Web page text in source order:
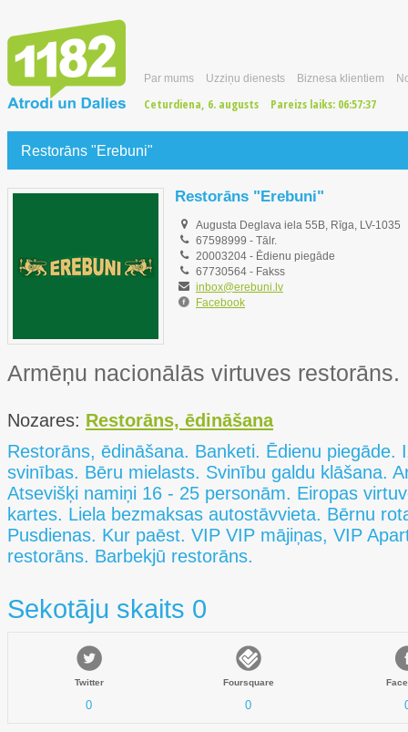
Par mums Uzziņu dienests Biznesa klientiem
Ceturdiena, 6. augusts Pareizs laiks: 06:57:38
Restorāns "Erebuni"
Restorāns "Erebuni"
Augusta Deglava iela 55B, Rīga, LV-1035
67598999 - Tālr.
20003204 - Ēdienu piegāde
67730564 - Fakss
inbox@erebuni.lv
Facebook
Armēņu nacionālās virtuves restorāns.
Nozares: Restorāns, ēdināšana
Restorāns, ēdināšana. Banketi. Ēdienu piegāde.
svinības. Bēru mielasts. Svinību galdu klāšana.
Atsevišķi namiņi 16 - 25 personām. Eiropas
kartes. Liela bezmaksas autostāvvieta. Bērnu
Pusdienas. Kur paēst. VIP VIP mājiņas, VIP
restorāns. Barbekjū restorāns.
Sekotāju skaits 0
Twitter
0
Foursquare
0